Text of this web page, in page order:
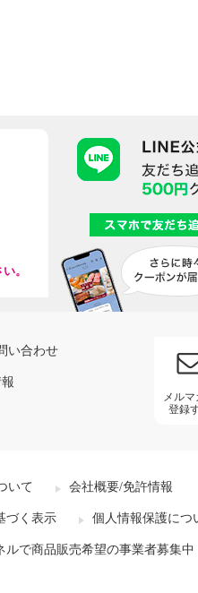
。
い合わせ
メルマ
登録
いて 会社概要/免許情報
づく表示 個人情報保護につ
ルで商品販売希望の事業者募集中